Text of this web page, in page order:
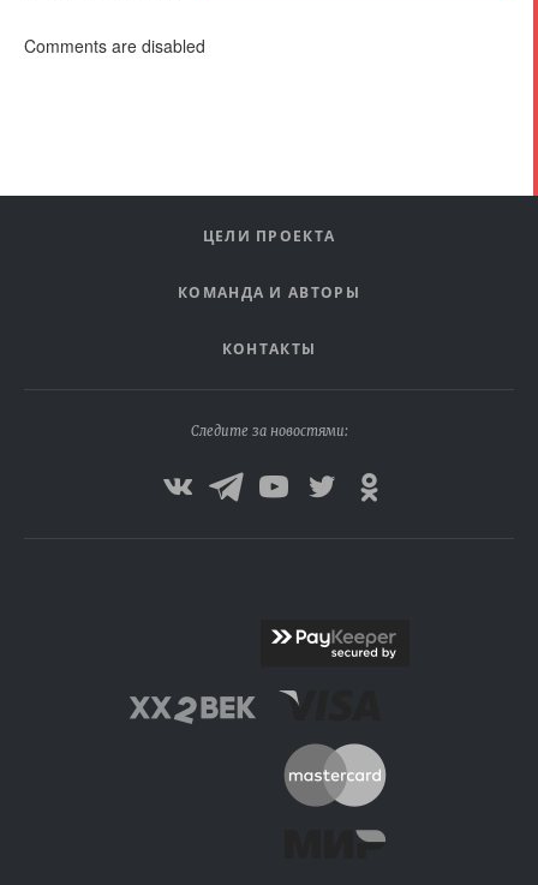
Comments are disabled
ЦЕЛИ ПРОЕКТА
КОМАНДА И АВТОРЫ
КОНТАКТЫ
Следите за новостями: